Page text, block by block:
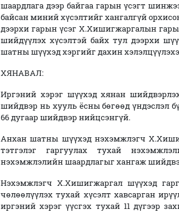
шаардлага дээр байгаа гарын үсэгт
байсан миний хүсэлтийг хангалгүй
дээрхи гарын үсэг Х.Хишигжаргалын
шийдүүлэх хүсэлтэй байх тул дээрхи
шатны шүүхэд хэргийг дахин
ХЯНАВАЛ:
Иргэний хэрэг шүүхэд хянан
шийдвэр нь хууль ёсны бөгөөд үндэслэл
66 дугаар шийдвэр нийцсэнгүй.
Анхан шатны шүүхэд нэхэмжлэгч
тэтгэлэг гаргуулах тухай
нэхэмжлэлийн шаардлагыг хангаж
Нэхэмжлэгч Х.Хишигжаргал шүүхэд
чөлөөлүүлэх тухай хүсэлт хавсарган
иргэний хэрэг үүсгэх тухай 11 дүгээр